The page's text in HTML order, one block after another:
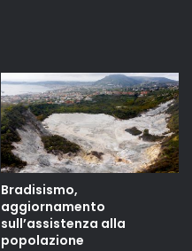
Bradisismo,
aggiornamento
sull’assistenza alla
popolazione